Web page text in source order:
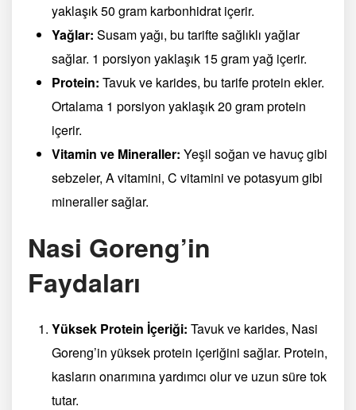
yaklaşık 50 gram karbonhidrat içerir.
Yağlar: Susam yağı, bu tarifte sağlıklı yağlar
sağlar. 1 porsiyon yaklaşık 15 gram yağ içerir.
Protein: Tavuk ve karides, bu tarife protein ekler.
Ortalama 1 porsiyon yaklaşık 20 gram protein
içerir.
Vitamin ve Mineraller: Yeşil soğan ve havuç gibi
sebzeler, A vitamini, C vitamini ve potasyum gibi
mineraller sağlar.
Nasi Goreng’in
Faydaları
Yüksek Protein İçeriği: Tavuk ve karides, Nasi
Goreng’in yüksek protein içeriğini sağlar. Protein,
kasların onarımına yardımcı olur ve uzun süre tok
tutar.